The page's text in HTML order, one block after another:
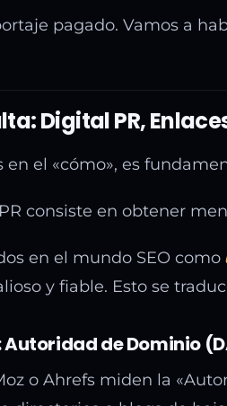
pagado. Vamos a
Digital PR,
el «cómo», es
consiste en obtener
en el mundo SEO como
y fiable. Esto se
Autoridad de Dominio
o Ahrefs miden la